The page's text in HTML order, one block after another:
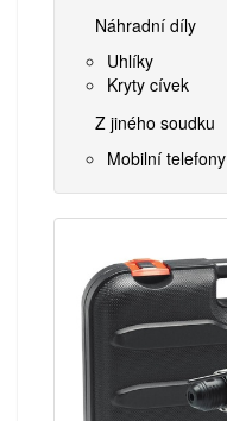
Náhradní díly
Uhlíky
Kryty cívek
Z jiného soudku
Mobilní telefony